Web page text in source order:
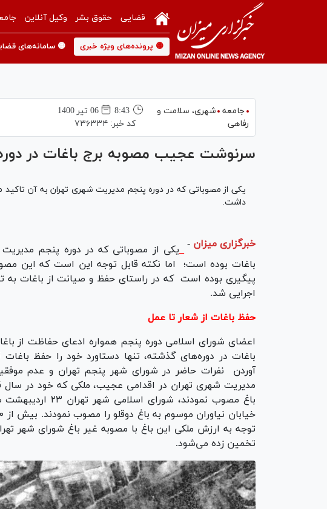
قضایی حقوق بشر وکیل آنلاین
🟡 پرونده‌های ویژه خبری 🟡 سامانه‌های
جامعه شهری،‌ سلامت و
رفاهی
8:43
06 تير 1400
کد خبر:۷۳۶۳۳۴
سرنوشت عجیب مصوبه برج باغات در
یکی از مصوباتی که در دوره پنجم مدیریت شهری تهران به آن
داشت.
خبرگزاری میزان -
_یکی از مصوباتی که در دوره پنجم
باغات بوده است؛ اما نکته قابل توجه این است که این
پیگیری بوده است که در راستای حفظ و صیانت از باغات به
اجرایی شد.
حفظ باغات از شعار تا عمل
اعضای شورای اسلامی دوره پنجم همواره ادعای حفاظت از
باغات در دوره‌های گذشته، تنها دستاورد خود را حفظ
آوردن نفرات حاضر در شورای شهر پنجم تهران و عدم
مدیریت شهری تهران در اقدامی عجیب، ملکی که خود در سال
تخمین زده می‌شود.